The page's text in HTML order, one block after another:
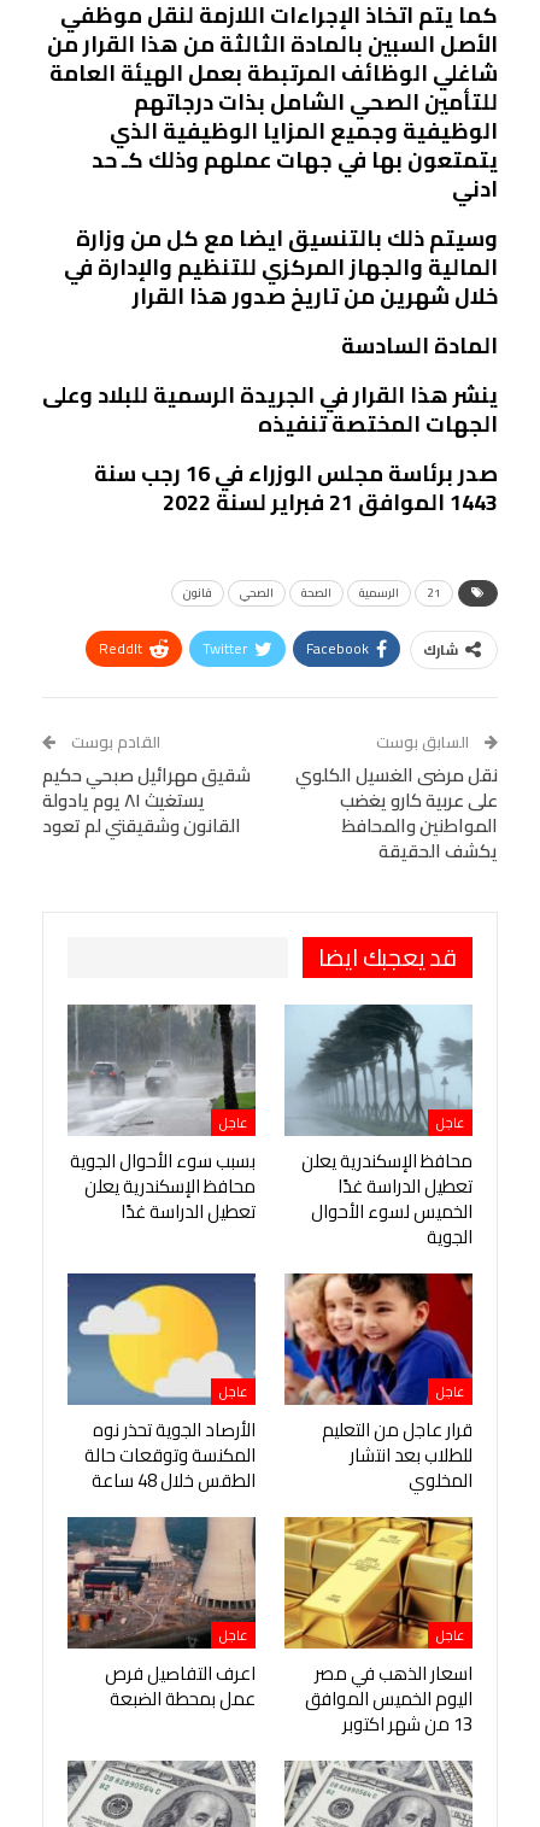
كما يتم اتخاذ الإجراءات اللازمة لنقل موظفي
الأصل السبين بالمادة الثالثة من هذا القرار من
شاغلي الوظائف المرتبطة بعمل الهيئة العامة
للتأمين الصحي الشامل بذات درجاتهم
الوظيفية وجميع المزايا الوظيفية الذي
يتمتعون بها في جهات عملهم وذلك كـ حد
ادني
وسيتم ذلك بالتنسيق ايضا مع كل من وزارة
المالية والجهاز المركزي للتنظيم والإدارة في
خلال شهرين من تاريخ صدور هذا القرار
المادة السادسة
ينشر هذا القرار في الجريدة الرسمية للبلاد وعلى
الجهات المختصة تنفيذه
صدر برئاسة مجلس الوزراء في 16 رجب سنة
1443 الموافق 21 فبراير لسنة 2022
21 الرسمية الصحة الصحي قانون
شارك Facebook
Twitter
ReddIt
البريد الإلكتروني
StumbleUpon
VK
Digg
LINE
BlackBerry
Viber
طباعة
السابق بوست
نقل مرضى الغسيل الكلوي
على عربية كارو يغضب
المواطنين والمحافظ
يكشف الحقيقة
القادم بوست
شقيق مهرائيل صبحي حكيم
يستغيث ٨١ يوم يادولة
القانون وشقيقتي لم تعود
قد يعجبك ايضا
عاجل
محافظ الإسكندرية يعلن
تعطيل الدراسة غدًا
الخميس لسوء الأحوال
الجوية
عاجل
بسبب سوء الأحوال الجوية
محافظ الإسكندرية يعلن
تعطيل الدراسة غدًا
عاجل
قرار عاجل من التعليم
للطلاب بعد انتشار
المخلوي
عاجل
الأرصاد الجوية تحذر نوه
المكنسة وتوقعات حالة
الطقس خلال 48 ساعة
عاجل
اسعار الذهب في مصر
اليوم الخميس الموافق
13 من شهر اكتوبر
عاجل
اعرف التفاصيل فرص
عمل بمحطة الضبعة